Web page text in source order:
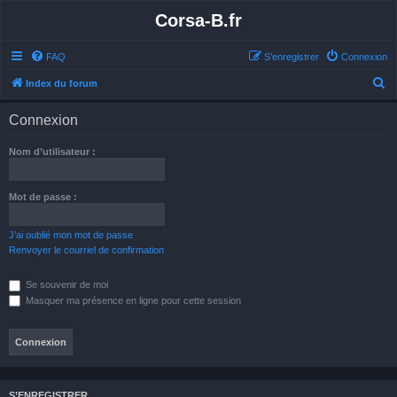
Corsa-B.fr
FAQ Connexion
S’enregistrer
Index du forum
Connexion
Nom d’utilisateur :
Mot de passe :
J’ai oublié mon mot de passe
Renvoyer le courriel de confirmation
Se souvenir de moi
Masquer ma présence en ligne pour cette session